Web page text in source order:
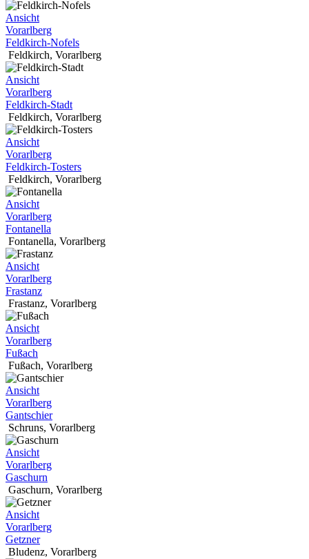
Ansicht
Vorarlberg
Feldkirch-Nofels
Feldkirch, Vorarlberg
Ansicht
Vorarlberg
Feldkirch-Stadt
Feldkirch, Vorarlberg
Ansicht
Vorarlberg
Feldkirch-Tosters
Feldkirch, Vorarlberg
Ansicht
Vorarlberg
Fontanella
Fontanella, Vorarlberg
Ansicht
Vorarlberg
Frastanz
Frastanz, Vorarlberg
Ansicht
Vorarlberg
Fußach
Fußach, Vorarlberg
Ansicht
Vorarlberg
Gantschier
Schruns, Vorarlberg
Ansicht
Vorarlberg
Gaschurn
Gaschurn, Vorarlberg
Ansicht
Vorarlberg
Getzner
Bludenz, Vorarlberg